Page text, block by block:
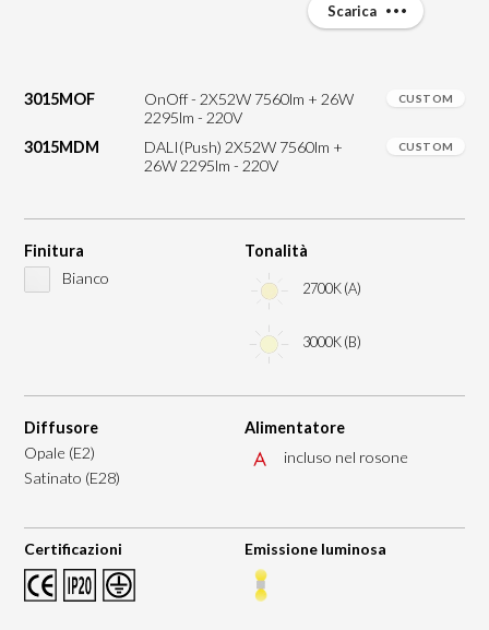
3015MOF
OnOff - 2X52W 7560lm + 26W
2295lm - 220V
CUSTOM
3015MDM
DALI(Push) 2X52W 7560lm +
26W 2295lm - 220V
CUSTOM
Finitura
Bianco
Tonalità
2700K (A)
3000K (B)
Diffusore
Opale (E2)
Satinato (E28)
Alimentatore
incluso nel rosone
Certificazioni Emissione luminosa
Scarica